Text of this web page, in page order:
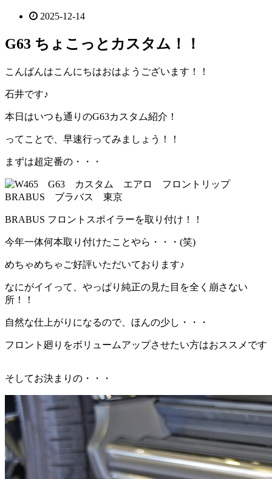
2025-12-14
G63 ちょこっとカスタム！！
こんばんはこんにちはおはようございます！！
石井です♪
本日はいつも通りのG63カスタム紹介！
ってことで、早速行ってみましょう！！
まずは超定番の・・・
BRABUS フロントスポイラーを取り付け！！
今年一体何本取り付けたことやら・・・(笑)
めちゃめちゃご好評いただいております♪
なにがイイって、やっぱり純正の見た目を全く崩さない
所！！
自然な仕上がりになるので、ほんの少し・・・
フロント廻りをボリュームアップさせたい方はおススメです
そしてお決まりの・・・